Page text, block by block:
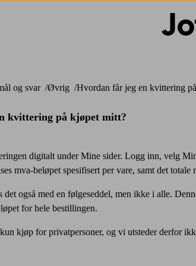
og svar Øvrig Hvordan får jeg en kvittering
kvittering på kjøpet mitt?
digitalt under Mine sider. Logg inn, velg
mva-beløpet spesifisert per vare, samt det
det også med en følgeseddel, men ikke i alle.
for hele bestillingen.
kjøp for privatpersoner, og vi utsteder derfor